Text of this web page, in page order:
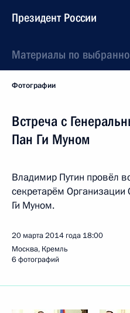
Президент России
Материалы по
Фотографии
Встреча с
Пан Ги Муном
Владимир Путин провёл
секретарём
Ги Муном.
20 марта 2014 года 18:00
Москва, Кремль
6 фотографий